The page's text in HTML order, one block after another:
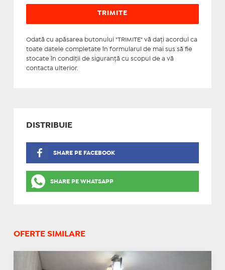
Odată cu apăsarea butonului "TRIMITE" vă daţi acordul ca
toate datele completate în formularul de mai sus să fie
stocate în condiţii de siguranţă cu scopul de a vă
contacta ulterior.
DISTRIBUIE
SHARE PE FACEBOOK
SHARE PE WHATSAPP
OFERTE SIMILARE